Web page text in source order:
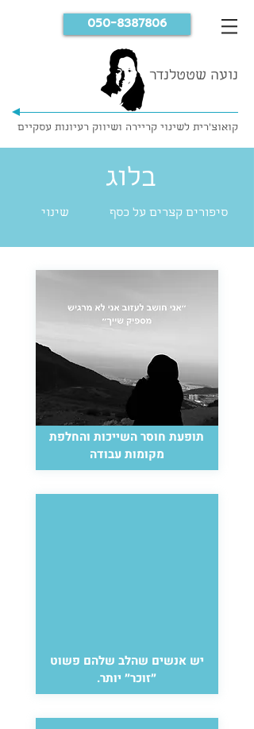
נועה שטטלנדר
קואוצ'רית לשינוי קריירה ושיווק רעיונות עסקיים
050-8387806
תופעת חוסר השייכות והחלפת
מקומות עבודה
יש אנשים שהלב שלהם פשוט
״זוכר״ יותר.
שינוי סיפורים קצרים על כסף
בלוג